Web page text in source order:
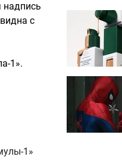
надпись
с
1».
1»